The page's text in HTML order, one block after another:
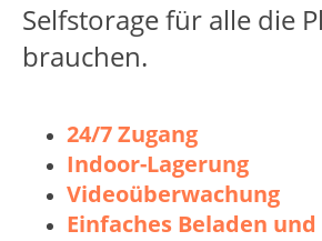
Selfstorage für alle die
brauchen.
24/7 Zugang
Indoor-Lagerung
Videoüberwachung
Einfaches Beladen